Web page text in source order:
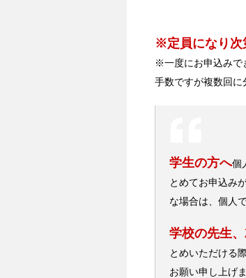
※定員になり次
※一度にお申込みで
手数ですが複数回に
学生の方へ個
とめてお申込み
な場合は、個人
学校の先生
とめいただける
お願い申し上げま